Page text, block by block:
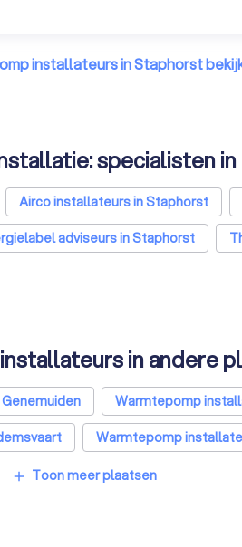
installateurs in Staphorst
specialisten
Airco installateurs in Staphorst
adviseurs in Staphorst
in andere
Warmtepomp
Warmtepomp
Warmtepomp
add Toon meer plaatsen